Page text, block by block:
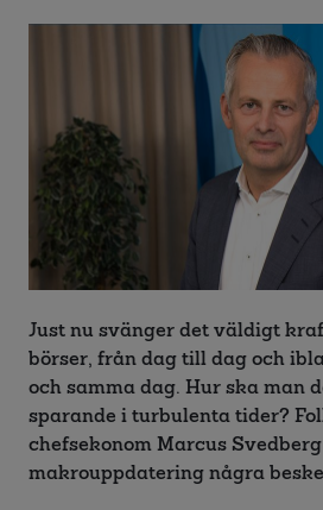
Just nu svänger det väldigt
börser, från dag till dag och
och samma dag. Hur ska man
sparande i turbulenta tider?
chefsekonom Marcus
makrouppdatering några